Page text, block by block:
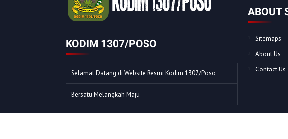
KODIM 1307/POSO
Selamat Datang di Website Resmi Kodim 1307/Poso
Bersatu Melangkah Maju
ABOUT
Sitemaps
About Us
Contact Us